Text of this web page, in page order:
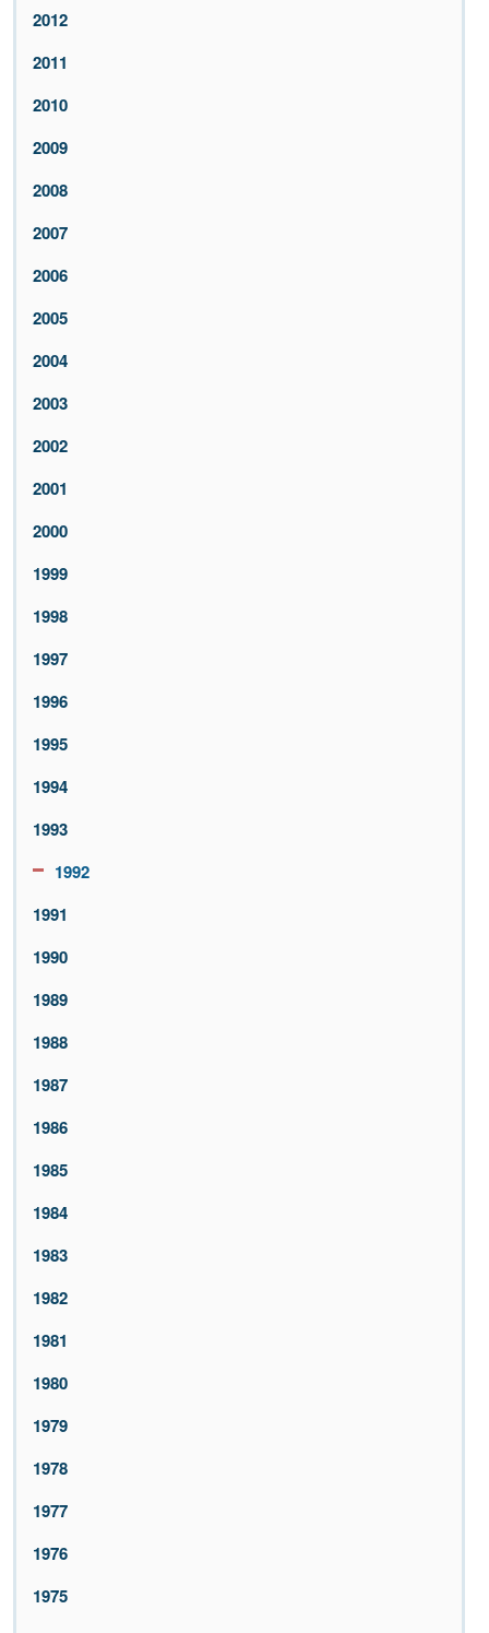
2012
2011
2010
2009
2008
2007
2006
2005
2004
2003
2002
2001
2000
1999
1998
1997
1996
1995
1994
1993
1992
1991
1990
1989
1988
1987
1986
1985
1984
1983
1982
1981
1980
1979
1978
1977
1976
1975